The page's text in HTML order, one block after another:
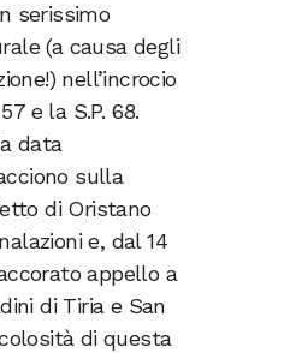
serissimo
(a causa degli
nell’incrocio
e la S.P. 68.
data
sulla
di Oristano
e, dal 14
appello a
di Tiria e San
di questa